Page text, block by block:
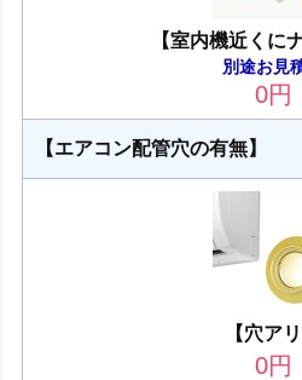
【室内機近くに
別途お見
0円
【エアコン配管穴の有無】
【穴アリ
0円